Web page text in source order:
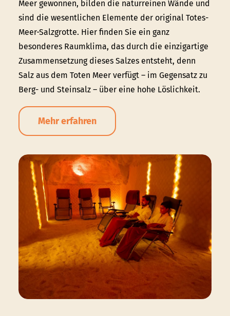
Meer gewonnen, bilden die naturreinen Wände und
sind die wesentlichen Elemente der original Totes-
Meer-Salzgrotte. Hier finden Sie ein ganz
besonderes Raumklima, das durch die einzigartige
Zusammensetzung dieses Salzes entsteht, denn
Salz aus dem Toten Meer verfügt – im Gegensatz zu
Berg- und Steinsalz – über eine hohe Löslichkeit.
Mehr erfahren